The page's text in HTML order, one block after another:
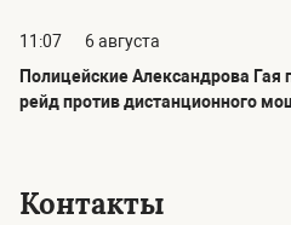
11:07
6 августа
Полицейские Александрова Гая
рейд против дистанционного
Контакты